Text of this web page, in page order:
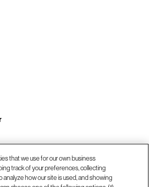
at +1.678.403.3035
that we use for our own business
track of your preferences, collecting
how our site is used, and showing